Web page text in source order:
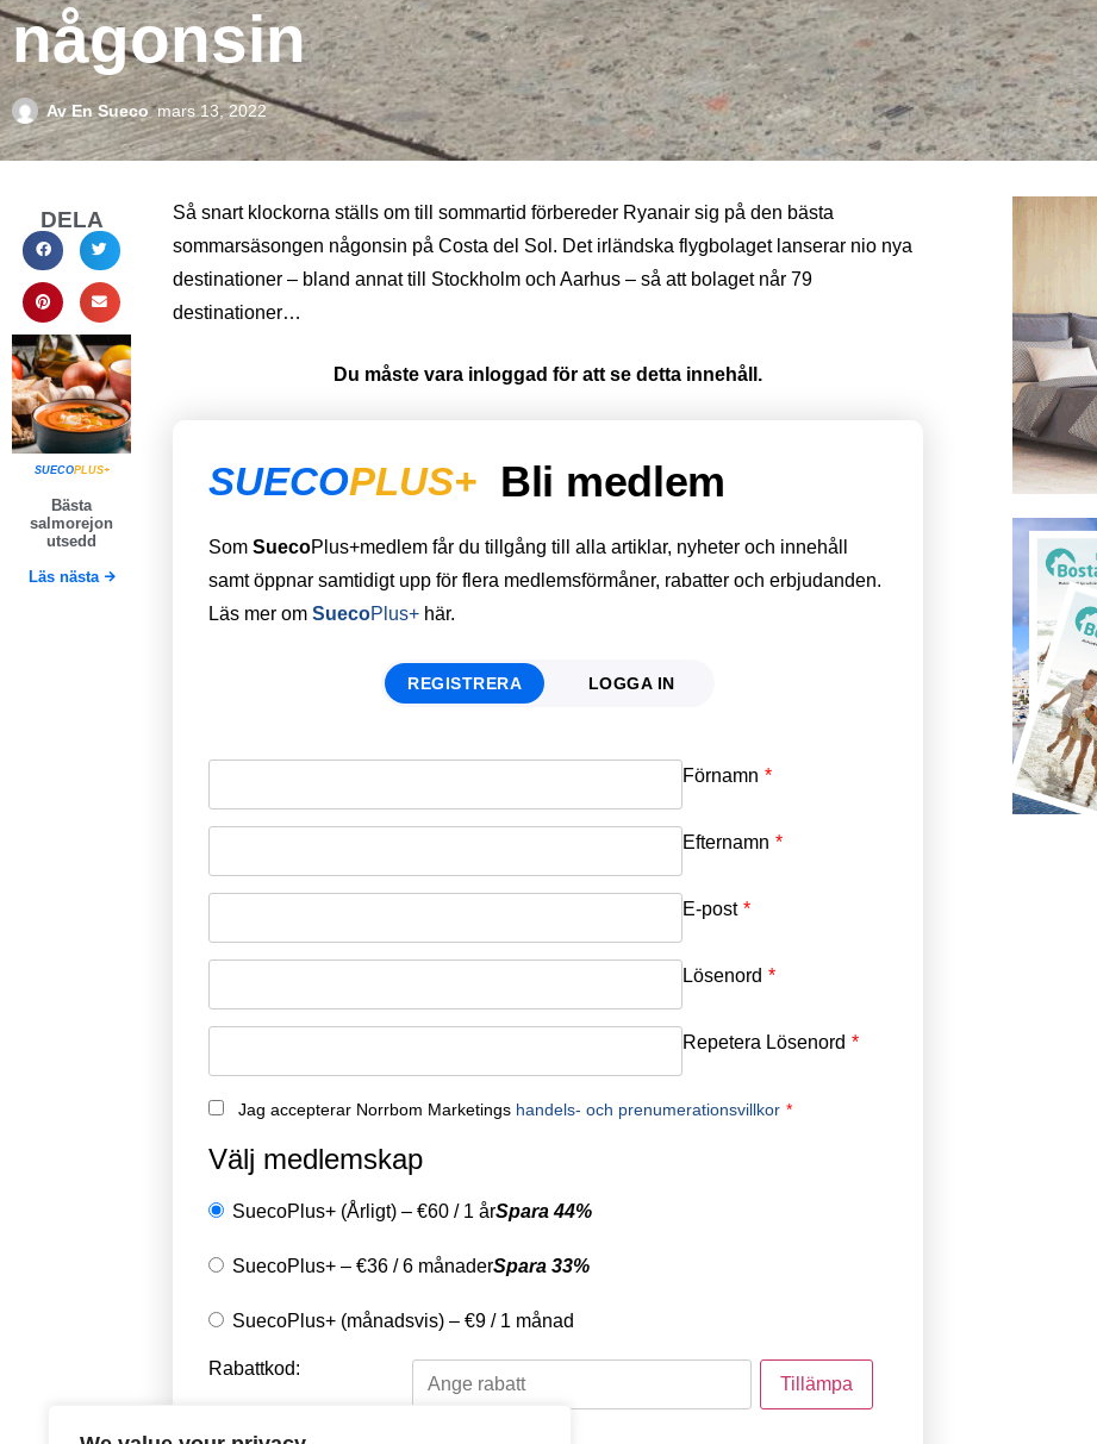
någonsin
AvEn Sueco mars 13, 2022
DELA
SUECOPLUS+
Bästa
salmorejon
utsedd
Läs nästa
Så snart klockorna ställs om till sommartid förbereder Ryanair sig på den bästa
sommarsäsongen någonsin på Costa del Sol. Det irländska flygbolaget lanserar nio nya
destinationer – bland annat till Stockholm och Aarhus – så att bolaget når 79
destinationer…
Du måste vara inloggad för att se detta innehåll.
SUECOPLUS+ Bli medlem
Som SuecoPlus+medlem får du tillgång till alla artiklar, nyheter och innehåll
samt öppnar samtidigt upp för flera medlemsförmåner, rabatter och erbjudanden.
Läs mer om SuecoPlus+ här.
REGISTRERA LOGGA IN
Förnamn *
Efternamn *
E-post *
Lösenord *
Repetera Lösenord *
Jag accepterar Norrbom Marketings handels- och prenumerationsvillkor *
Välj medlemskap
SuecoPlus+ (Årligt) – €60 / 1 årSpara 44%
SuecoPlus+ – €36 /6 månaderSpara 33%
SuecoPlus+ (månadsvis) – €9 / 1 månad
Rabattkod:
Email
Password